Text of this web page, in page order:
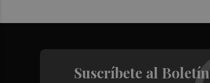
Suscríbete al Boletín